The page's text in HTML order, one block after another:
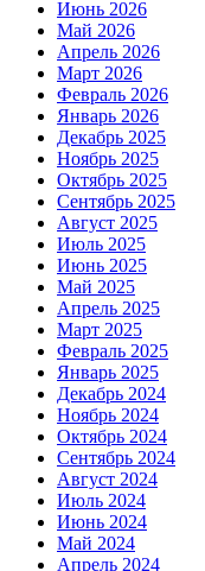
Июнь 2026
Май 2026
Апрель 2026
Март 2026
Февраль 2026
Январь 2026
Декабрь 2025
Ноябрь 2025
Октябрь 2025
Сентябрь 2025
Август 2025
Июль 2025
Июнь 2025
Май 2025
Апрель 2025
Март 2025
Февраль 2025
Январь 2025
Декабрь 2024
Ноябрь 2024
Октябрь 2024
Сентябрь 2024
Август 2024
Июль 2024
Июнь 2024
Май 2024
Апрель 2024